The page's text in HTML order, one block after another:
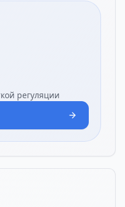
регуляции